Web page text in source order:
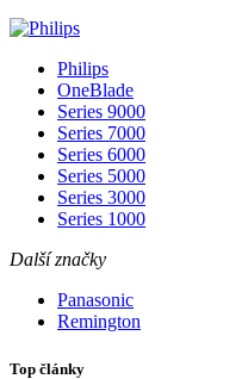
Philips
OneBlade
Series 9000
Series 7000
Series 6000
Series 5000
Series 3000
Series 1000
Další značky
Panasonic
Remington
Top články